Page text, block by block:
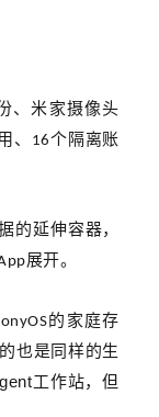
、米家摄像头
、 16个隔离账
的延伸容器，
展开。
的家庭存
也是同样的生
工作站，但